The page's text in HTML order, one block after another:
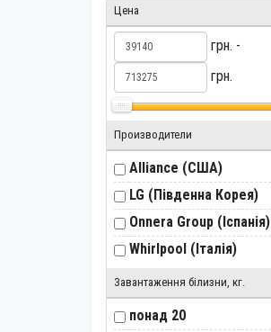
Цена
грн. -
грн.
Производители
Alliance (США)
LG (Південна Корея)
Onnera Group (Іспанія)
Whirlpool (Італія)
Завантаження білизни, кг.
понад 20